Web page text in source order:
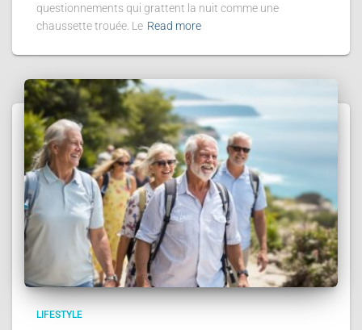
questionnements qui grattent la nuit comme une
chaussette trouée. Le Read more
LIFESTYLE